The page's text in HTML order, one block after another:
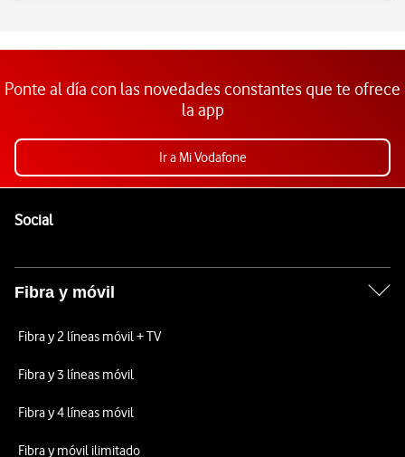
Ponte al día con las novedades constantes que te ofrece
la app
Ir a Mi Vodafone
SocialEnlaces a las redes sociales de Vodafone
Fibra y móvil
Fibra y 2 líneas móvil + TV
Fibra y 3 líneas móvil
Fibra y 4 líneas móvil
Fibra y móvil ilimitado